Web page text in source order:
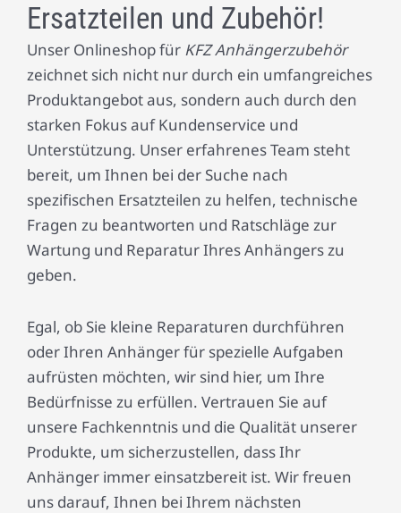
Ersatzteilen und Zubehör!
Unser Onlineshop für KFZ Anhängerzubehör
zeichnet sich nicht nur durch ein umfangreiches
Produktangebot aus, sondern auch durch den
starken Fokus auf Kundenservice und
Unterstützung. Unser erfahrenes Team steht
bereit, um Ihnen bei der Suche nach
spezifischen Ersatzteilen zu helfen, technische
Fragen zu beantworten und Ratschläge zur
Wartung und Reparatur Ihres Anhängers zu
geben.
Egal, ob Sie kleine Reparaturen durchführen
oder Ihren Anhänger für spezielle Aufgaben
aufrüsten möchten, wir sind hier, um Ihre
Bedürfnisse zu erfüllen. Vertrauen Sie auf
unsere Fachkenntnis und die Qualität unserer
Produkte, um sicherzustellen, dass Ihr
Anhänger immer einsatzbereit ist. Wir freuen
uns darauf, Ihnen bei Ihrem nächsten